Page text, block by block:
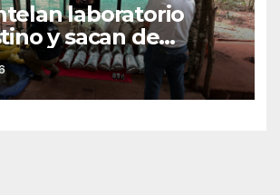
laboratorio
y sacan de
más de 118 kilos
en San Pedro